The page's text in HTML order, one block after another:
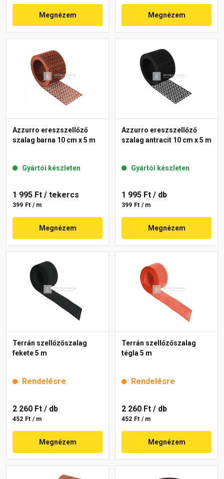
Megnézem Megnézem
Azzurro ereszszellőző
szalag barna 10 cm x 5 m
Gyártói készleten
1 995 Ft / tekercs
399 Ft / m
Megnézem
Azzurro ereszszellőző
szalag antracit 10 cm x 5 m
Gyártói készleten
1 995 Ft / db
399 Ft / m
Megnézem
Terrán szellőzőszalag
fekete 5 m
Rendelésre
2 260 Ft / db
452 Ft / m
Megnézem
Terrán szellőzőszalag
tégla 5 m
Rendelésre
2 260 Ft / db
452 Ft / m
Megnézem